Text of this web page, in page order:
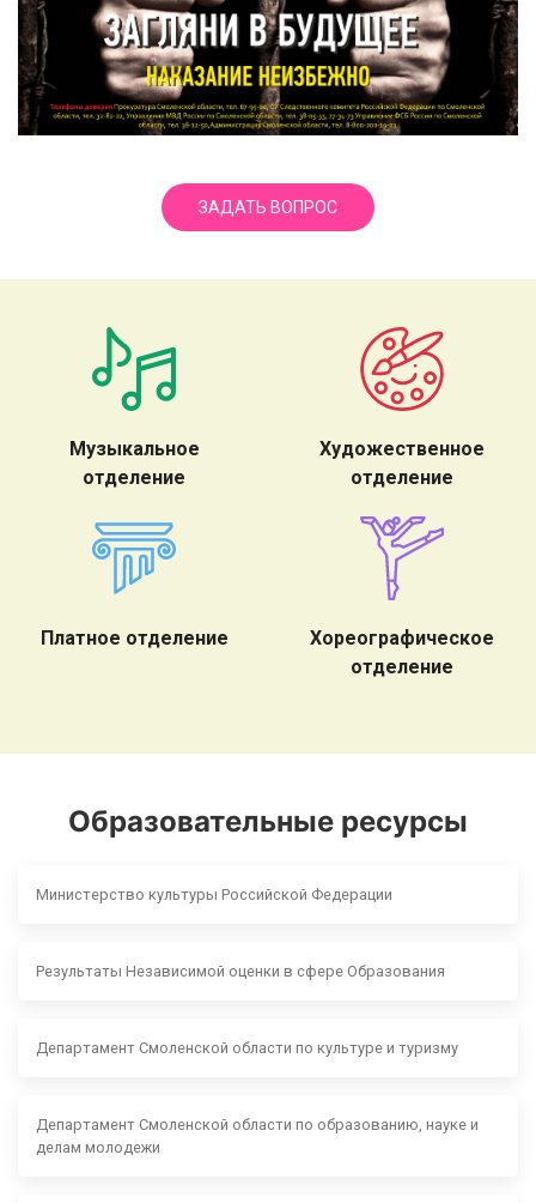
ЗАДАТЬ ВОПРОС
Музыкальное
отделение
Художественное
отделение
Платное отделение
Хореографическое
отделение
Образовательные ресурсы
Министерство культуры Российской Федерации
Результаты Независимой оценки в сфере Образования
Департамент Смоленской области по культуре и туризму
Департамент Смоленской области по образованию, науке и
делам молодежи